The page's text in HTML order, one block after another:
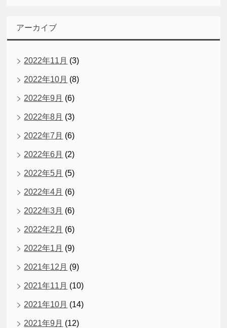
アーカイブ
2022年11月 (3)
2022年10月 (8)
2022年9月 (6)
2022年8月 (3)
2022年7月 (6)
2022年6月 (2)
2022年5月 (5)
2022年4月 (6)
2022年3月 (6)
2022年2月 (6)
2022年1月 (9)
2021年12月 (9)
2021年11月 (10)
2021年10月 (14)
2021年9月 (12)